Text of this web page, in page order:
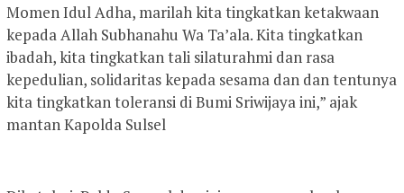
Momen Idul Adha, marilah kita tingkatkan ketakwaan
kepada Allah Subhanahu Wa Ta’ala. Kita tingkatkan
ibadah, kita tingkatkan tali silaturahmi dan rasa
kepedulian, solidaritas kepada sesama dan dan tentunya
kita tingkatkan toleransi di Bumi Sriwijaya ini,” ajak
mantan Kapolda Sulsel